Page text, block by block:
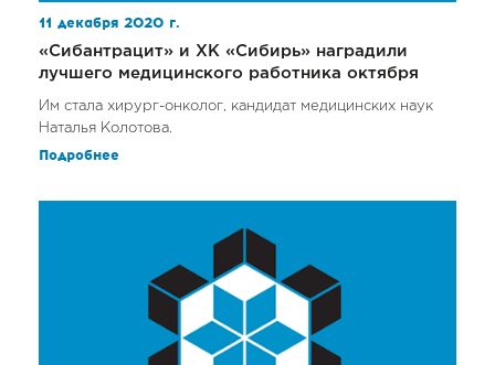
11 декабря 2020 г.
«Сибантрацит» и ХК «Сибирь» наградили
лучшего медицинского работника октября
Им стала хирург-онколог, кандидат медицинских наук
Наталья Колотова.
Подробнее